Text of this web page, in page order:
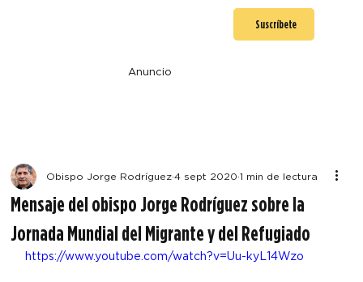
Suscríbete
Anuncio
Mensaje del obispo Jorge Rodríguez sobre la
Jornada Mundial del Migrante y del Refugiado
Obispo Jorge Rodríguez 4 sept 2020 1 min de lectura
https://www.youtube.com/watch?v=Uu-kyL14Wzo